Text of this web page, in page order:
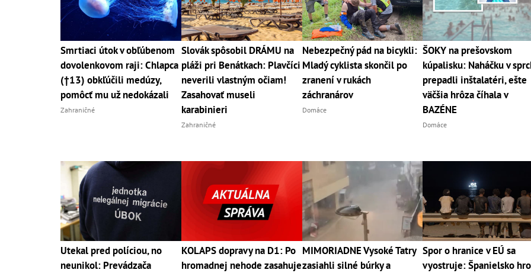
Smrtiaci útok v obľúbenom
dovolenkovom raji: Chlapca
(†13) obkľúčili medúzy,
pomôcť mu už nedokázali
Zahraničné
Slovák spôsobil DRÁMU na
pláži pri Benátkach: Plavčíci
neverili vlastným očiam!
Zasahovať museli
karabinieri
Zahraničné
Nebezpečný pád na bicykli:
Mladý cyklista skončil po
zranení v rukách
záchranárov
Domáce
ŠOKY na prešovskom
kúpalisku: Naháčku v
prepadli inštalatéri, ešte
väčšia hrôza číhala v
BAZÉNE
Domáce
Utekal pred políciou, no
neunikol: Prevádzača
KOLAPS dopravy na D1: Po
hromadnej nehode zasahuje
MIMORIADNE Vysoké Tatry
zasiahli silné búrky a
Spor o hranice v EÚ sa
vyostruje: Španielsko